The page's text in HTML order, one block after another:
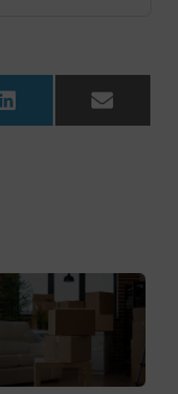
LinkedIn Email